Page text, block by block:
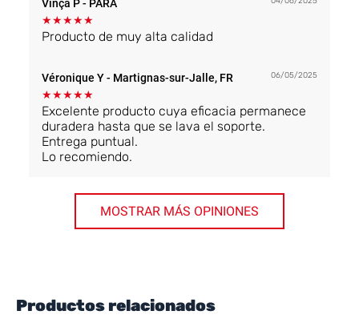
Vinça P- PARA
★★★★★
Producto de muy alta calidad
Véronique Y- Martignas-sur-Jalle, FR 06/05/2025
★★★★★
Excelente producto cuya eficacia permanece
duradera hasta que se lava el soporte.
Entrega puntual.
Lo recomiendo.
MOSTRAR MÁS OPINIONES
Productos relacionados